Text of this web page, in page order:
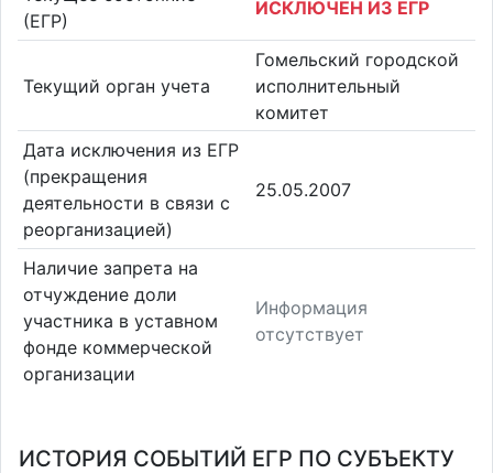
(ЕГР)
ИСКЛЮЧЕН ИЗ ЕГР
Текущий орган учета
Гомельский городской
исполнительный
комитет
Дата исключения из ЕГР
(прекращения
деятельности в связи с
реорганизацией)
25.05.2007
Наличие запрета на
отчуждение доли
участника в уставном
фонде коммерческой
организации
Информация
отсутствует
ИСТОРИЯ СОБЫТИЙ ЕГР ПО СУБЪЕКТУ